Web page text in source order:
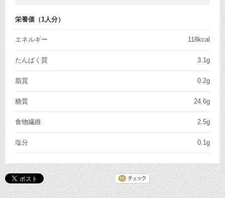
栄養価（1人分）
エネルギー 118kcal
たんぱく質 3.1g
脂質 0.2g
糖質 24.6g
食物繊維 2.5g
塩分 0.1g